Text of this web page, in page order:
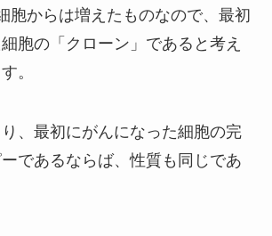
胞からは増えたものなので、最初
胞の「クローン」であると考え
。
、最初にがんになった細胞の完
であるならば、性質も同じであ